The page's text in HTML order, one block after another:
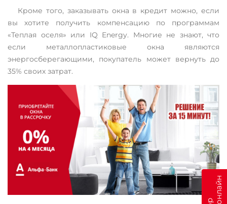
Кроме того, заказывать окна в кредит можно, если
вы хотите получить компенсацию по программам
«Теплая оселя» или IQ Energy. Многие не знают, что
если металлопластиковые окна являются
энергосберегающими, покупатель может вернуть до
35% своих затрат.